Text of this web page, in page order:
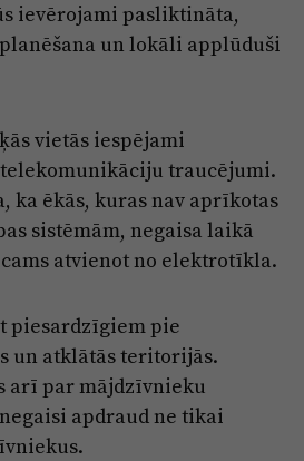
ievērojami pasliktināta,
un lokāli applūduši
vietās iespējami
traucējumi.
ka ēkās, kuras nav aprīkotas
sistēmām, negaisa laikā
atvienot no elektrotīkla.
piesardzīgiem pie
un atklātās teritorijās.
arī par mājdzīvnieku
apdraud ne tikai